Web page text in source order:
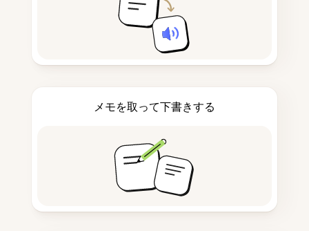
メモを取って下書きする